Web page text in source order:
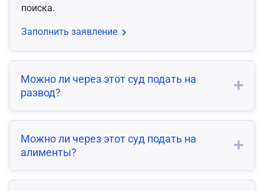
поиска.
Заполнить заявление
Можно ли через этот суд подать на
развод?
Можно ли через этот суд подать на
алименты?